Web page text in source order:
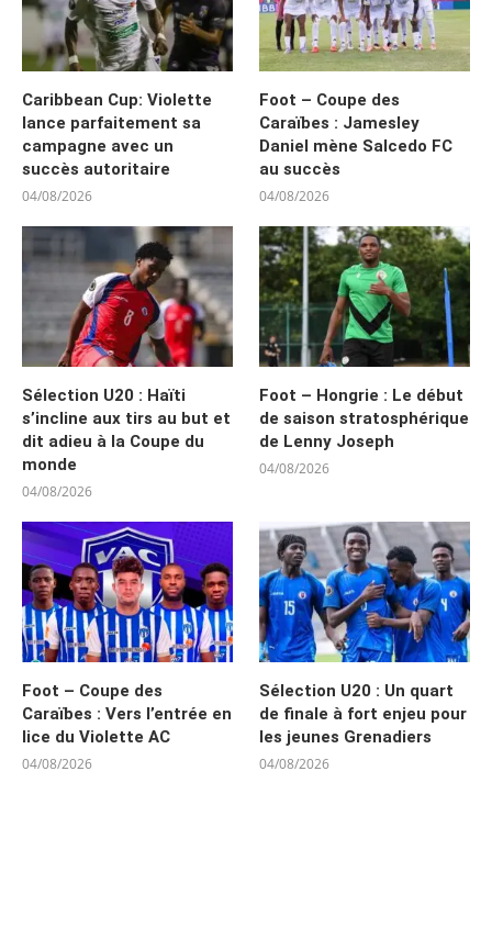
Caribbean Cup: Violette
lance parfaitement sa
campagne avec un
succès autoritaire
04/08/2026
Foot – Coupe des
Caraïbes : Jamesley
Daniel mène Salcedo FC
au succès
04/08/2026
Sélection U20 : Haïti
s’incline aux tirs au but et
dit adieu à la Coupe du
monde
04/08/2026
Foot – Hongrie : Le début
de saison stratosphérique
de Lenny Joseph
04/08/2026
Foot – Coupe des
Caraïbes : Vers l’entrée en
lice du Violette AC
04/08/2026
Sélection U20 : Un quart
de finale à fort enjeu pour
les jeunes Grenadiers
04/08/2026